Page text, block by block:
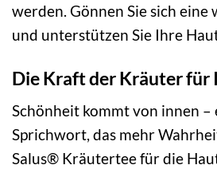
werden. Gönnen Sie sich eine
und unterstützen Sie Ihre
Die Kraft der Kräuter für
Schönheit kommt von innen
Sprichwort, das mehr
Salus® Kräutertee für die